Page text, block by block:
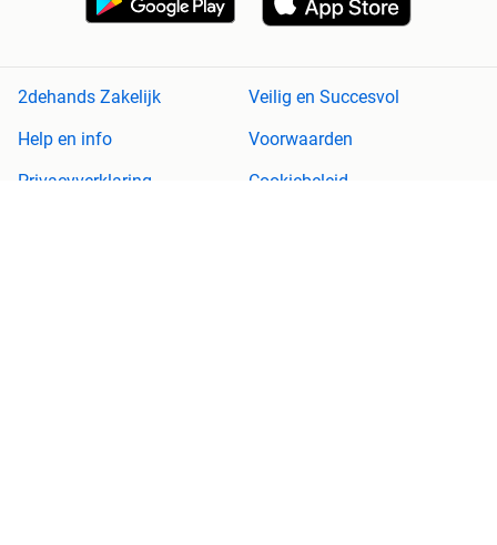
2dehands Zakelijk
Veilig en Succesvol
Help en info
Voorwaarden
Privacyverklaring
Cookiebeleid